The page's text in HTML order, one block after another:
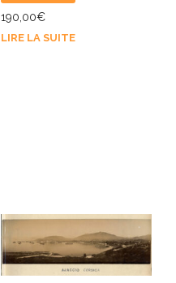
190,00€
LIRE LA SUITE